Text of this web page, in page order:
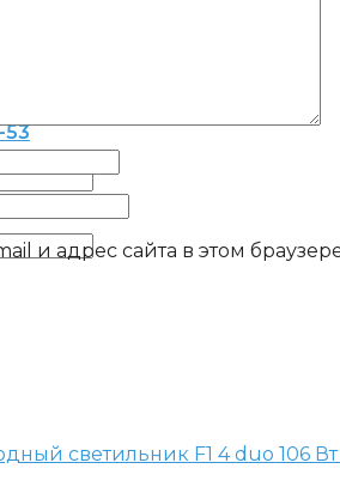
53
и адрес сайта в этом
светильник F1 4 duo 106